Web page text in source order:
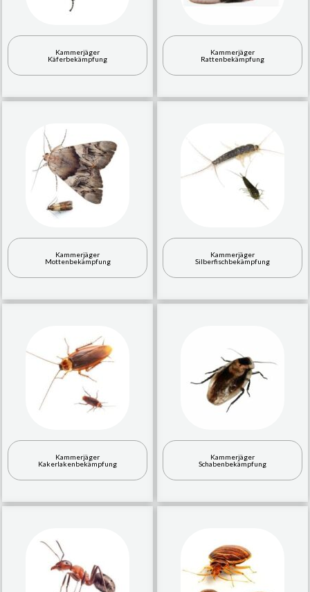
Kammerjäger
Käferbekämpfung
Kammerjäger
Rattenbekämpfung
Kammerjäger
Mottenbekämpfung
Kammerjäger
Silberfischbekämpfung
Kammerjäger
Kakerlakenbekämpfung
Kammerjäger
Schabenbekämpfung